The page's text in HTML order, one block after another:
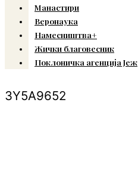
Манастири
Веронаука
Намесништва+
Жички благовесник
Поклоничка агенција Јеж
3Y5A9652